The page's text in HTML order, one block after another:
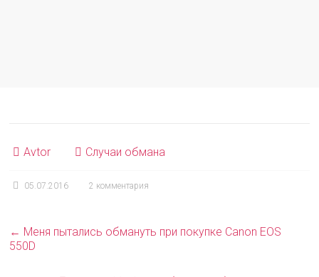
Avtor Случаи обмана
05.07.2016 2 комментария
← Меня пытались обмануть при покупке Canon EOS
550D